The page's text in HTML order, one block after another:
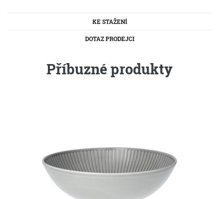
KE STAŽENÍ
DOTAZ PRODEJCI
Příbuzné produkty